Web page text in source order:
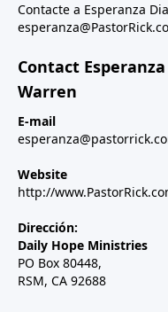
Contacte a Esperanza
Contact
Warren
E-mail
Website
http://
Dirección:
Daily Hope Ministries
PO Box 80448,
RSM, CA 92688